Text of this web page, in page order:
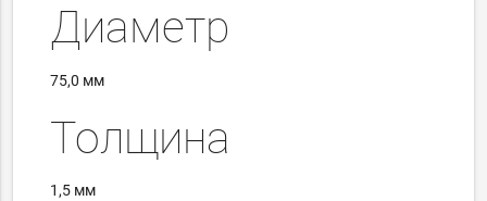
Диаметр
75,0 мм
Толщина
1,5 мм